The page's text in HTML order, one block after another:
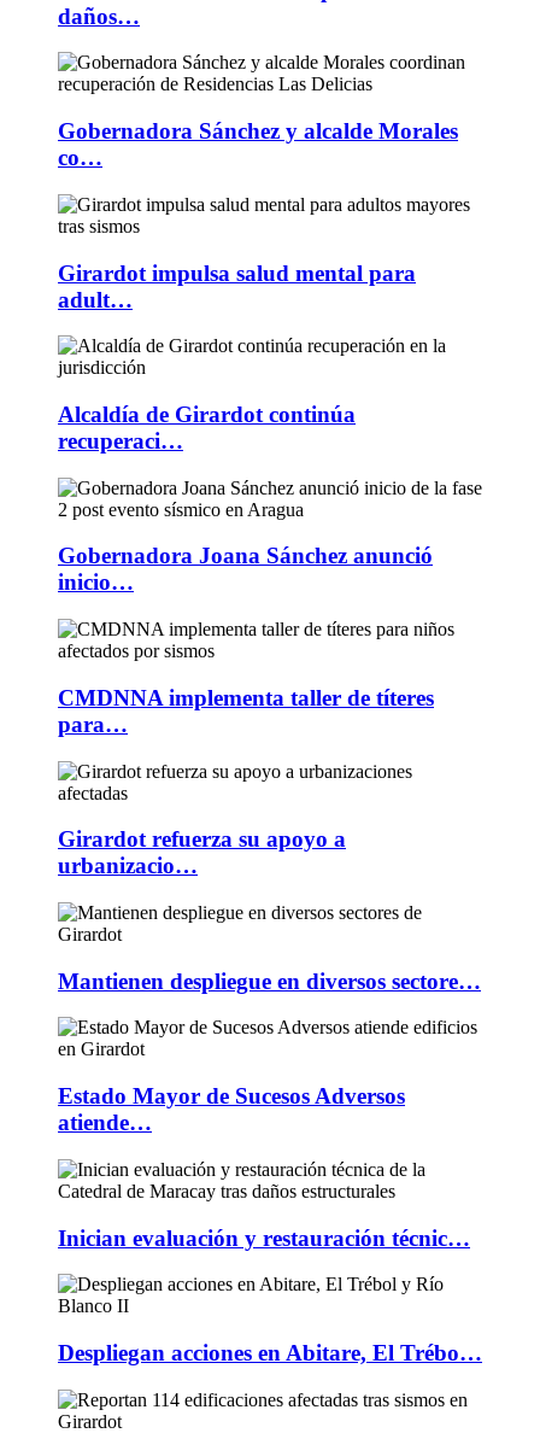
daños…
Gobernadora Sánchez y alcalde Morales
co…
Girardot impulsa salud mental para
adult…
Alcaldía de Girardot continúa
recuperaci…
Gobernadora Joana Sánchez anunció
inicio…
CMDNNA implementa taller de títeres
para…
Girardot refuerza su apoyo a
urbanizacio…
Mantienen despliegue en diversos sectore…
Estado Mayor de Sucesos Adversos
atiende…
Inician evaluación y restauración técnic…
Despliegan acciones en Abitare, El Trébo…